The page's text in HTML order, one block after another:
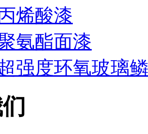
烯酸漆
氨酯面漆
强度环氧玻璃